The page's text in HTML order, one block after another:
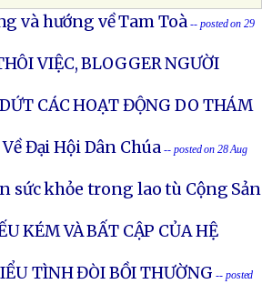
và hướng về Tam Toà -- posted on 29
VIỆC, BLOGGER NGƯỜI
CÁC HOẠT ĐỘNG DO THÁM
Đại Hội Dân Chúa -- posted on 28 Aug
sức khỏe trong lao tù Cộng Sản
KÉM VÀ BẤT CẬP CỦA HỆ
TÌNH ĐÒI BỒI THƯỜNG -- posted